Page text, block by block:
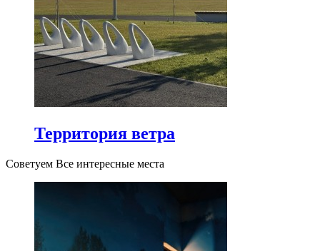
Территория ветра
Советуем Все интересные места